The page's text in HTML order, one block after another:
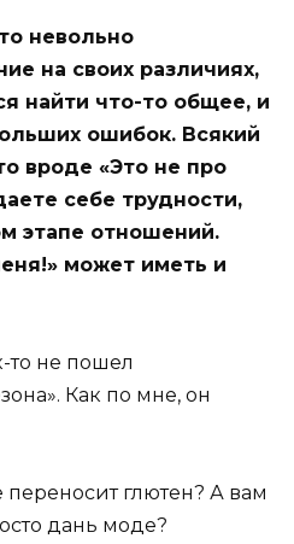
невольно
на своих различиях,
найти что-то общее, и
ошибок. Всякий
вроде «Это не про
себе трудности,
этапе отношений.
может иметь и
то не пошел
Как по мне, он
переносит глютен? А вам
дань моде?